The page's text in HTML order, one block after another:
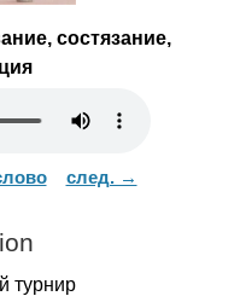
состязание,
след. →
турнир